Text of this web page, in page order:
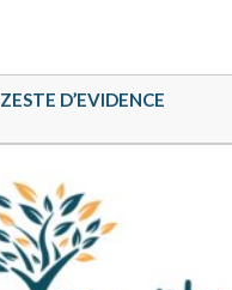
ZESTE D’EVIDENCE